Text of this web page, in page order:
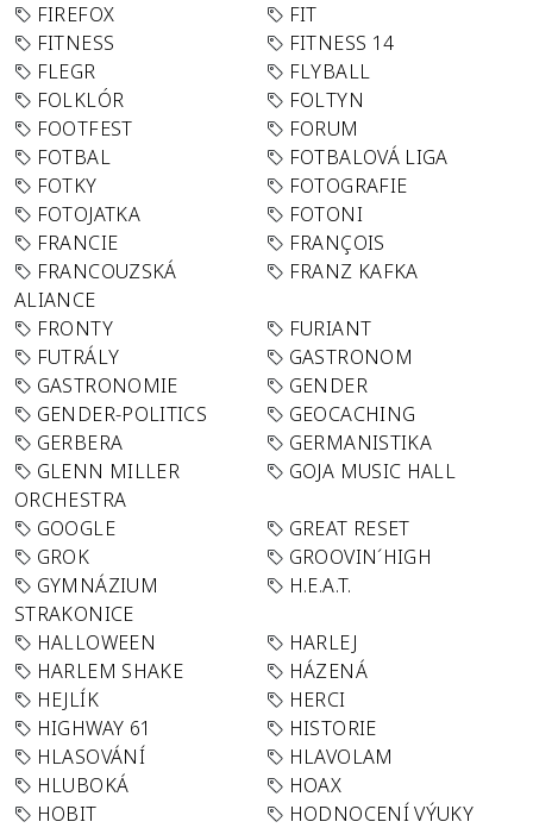
FIREFOX
FIT
FITNESS
FITNESS 14
FLEGR
FLYBALL
FOLKLÓR
FOLTYN
FOOTFEST
FORUM
FOTBAL
FOTBALOVÁ LIGA
FOTKY
FOTOGRAFIE
FOTOJATKA
FOTONI
FRANCIE
FRANÇOIS
FRANCOUZSKÁ
ALIANCE
FRANZ KAFKA
FRONTY
FURIANT
FUTRÁLY
GASTRONOM
GASTRONOMIE
GENDER
GENDER-POLITICS
GEOCACHING
GERBERA
GERMANISTIKA
GLENN MILLER
ORCHESTRA
GOJA MUSIC HALL
GOOGLE
GREAT RESET
GROK
GROOVIN´HIGH
GYMNÁZIUM
STRAKONICE
H.E.A.T.
HALLOWEEN
HARLEJ
HARLEM SHAKE
HÁZENÁ
HEJLÍK
HERCI
HIGHWAY 61
HISTORIE
HLASOVÁNÍ
HLAVOLAM
HLUBOKÁ
HOAX
HOBIT
HODNOCENÍ VÝUKY